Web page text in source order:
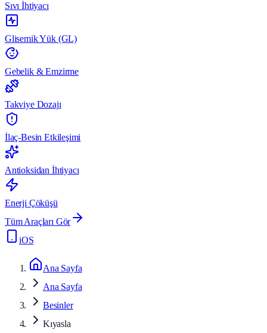
Sıvı İhtiyacı
Glisemik Yük (GL)
Gebelik & Emzirme
Takviye Dozajı
İlaç-Besin Etkileşimi
Antioksidan İhtiyacı
Enerji Çöküşü
Tüm Araçları Gör
iOS
Ana Sayfa
Ana Sayfa
Besinler
Kıyasla